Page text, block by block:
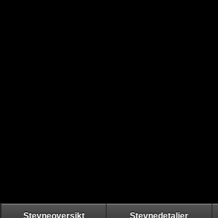
Stevneoversikt Stevnedetaljer